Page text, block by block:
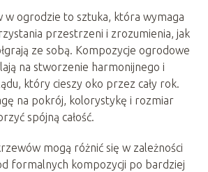
w ogrodzie to sztuka, która wymaga
przestrzeni i zrozumienia, jak
ze sobą. Kompozycje ogrodowe
na stworzenie harmonijnego i
który cieszy oko przez cały rok.
na pokrój, kolorystykę i rozmiar
spójną całość.
mogą różnić się w zależności
formalnych kompozycji po bardziej